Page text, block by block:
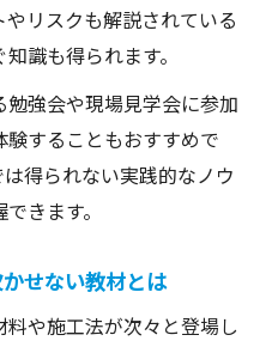
リスクも解説されている
識も得られます。
強会や現場見学会に参加
することもおすすめで
得られない実践的なノウ
きます。
せない教材とは
や施工法が次々と登場し